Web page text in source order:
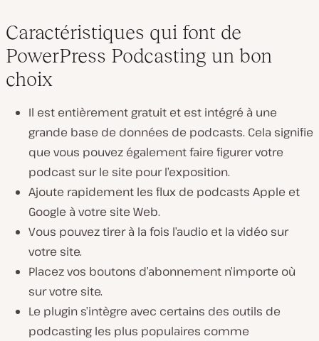
Caractéristiques qui font de
PowerPress Podcasting un bon
choix
Il est entièrement gratuit et est intégré à une
grande base de données de podcasts. Cela signifie
que vous pouvez également faire figurer votre
podcast sur le site pour l’exposition.
Ajoute rapidement les flux de podcasts Apple et
Google à votre site Web.
Vous pouvez tirer à la fois l’audio et la vidéo sur
votre site.
Placez vos boutons d’abonnement n’importe où
sur votre site.
Le plugin s’intègre avec certains des outils de
podcasting les plus populaires comme